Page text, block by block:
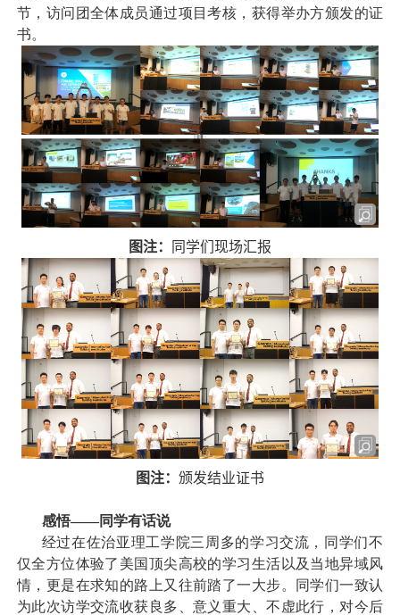
节，访问团全体成员通过项目考核，获得举办方颁发的证
书。
图注： 同学们现场汇报
图注： 颁发结业证书
感悟——同学有话说
经过在佐治亚理工学院三周多的学习交流，同学们不
仅全方位体验了美国顶尖高校的学习生活以及当地异域风
情，更是在求知的路上又往前踏了一大步。同学们一致认
为此次访学交流收获良多、意义重大、不虚此行，对今后